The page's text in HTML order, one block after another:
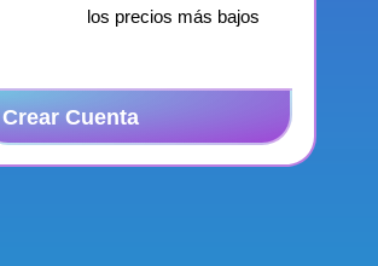
los precios más bajos
Crear Cuenta